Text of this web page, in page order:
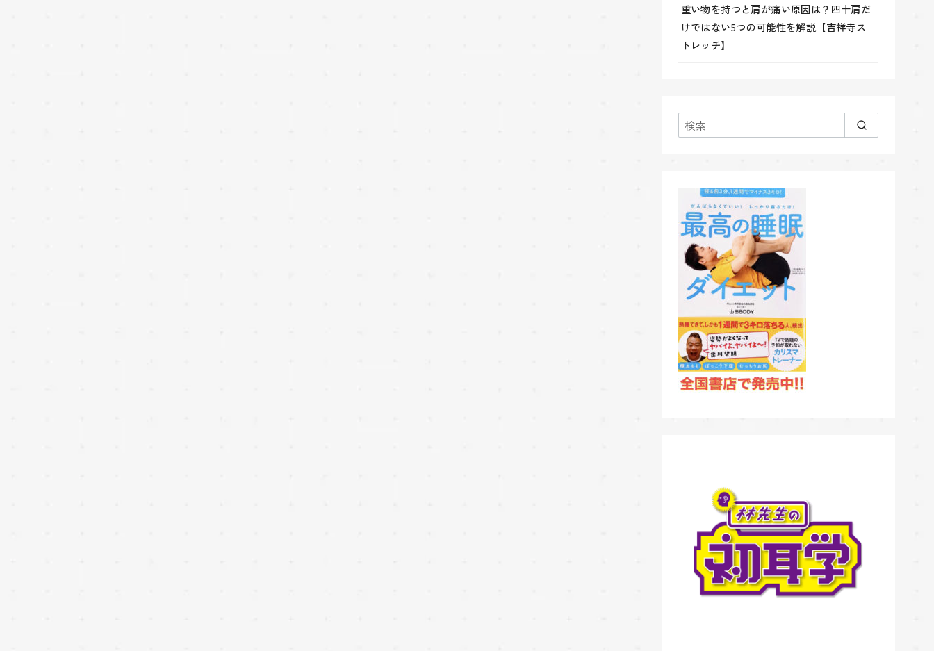
重い物を持つと肩が痛い原因は？四十肩だ
けではない5つの可能性を解説【吉祥寺ス
トレッチ】